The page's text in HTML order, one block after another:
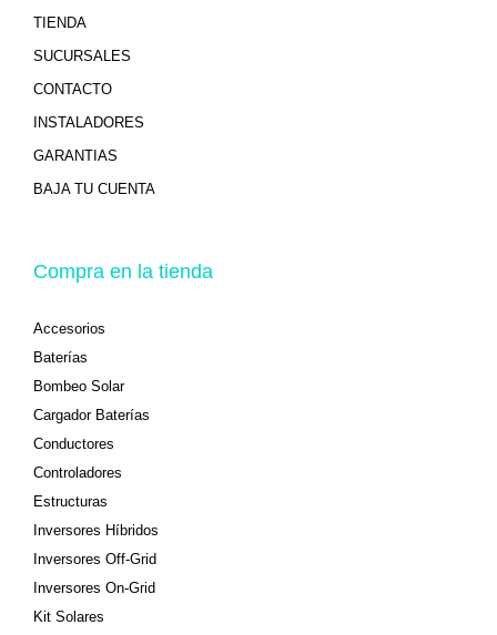
TIENDA
SUCURSALES
CONTACTO
INSTALADORES
GARANTIAS
BAJA TU CUENTA
Compra en la tienda
Accesorios
Baterías
Bombeo Solar
Cargador Baterías
Conductores
Controladores
Estructuras
Inversores Híbridos
Inversores Off-Grid
Inversores On-Grid
Kit Solares